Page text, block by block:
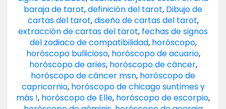
baraja de tarot,definición del tarot, Dibujo de
cartas del tarot,diseño de cartas del tarot,
extracción de cartas del tarot, fechas de signos
del zodiaco de compatibilidad, horóscopo,
horóscopo bullicioso, horóscopo de acuario,
horóscopo de aries, horóscopo de cáncer,
horóscopo de cáncer msn, horóscopo de
capricornio, horóscopo de chicago suntimes y
más !, horóscopo de Elle, horóscopo de escorpio,